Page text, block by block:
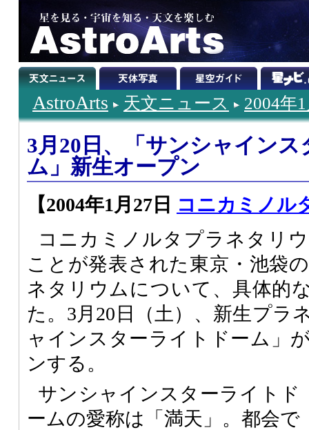
AstroArts 天文ニュース 2004年
3月20日、「サンシャイン
ム」新生オープン
【2004年1月27日 コニカミノル
コニカミノルタプラネタリ
ことが発表された東京・池袋
ネタリウムについて、具体的
た。3月20日（土）、新生プラ
ャインスターライトドーム」
ンする。
サンシャインスターライトド
ームの愛称は「満天」。都会で